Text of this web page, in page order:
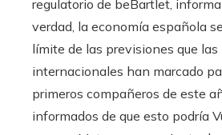
regulatorio de beBartlet, informa
verdad, la economía española
límite de las previsiones que
internacionales han marcado
primeros compañeros de este
informados de que esto podría